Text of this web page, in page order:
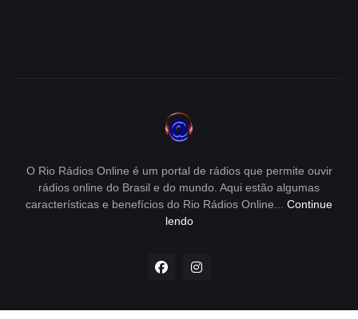
O Rio Rádios Online é um portal de rádios que permite ouvir
rádios online do Brasil e do mundo. Aqui estão algumas
características e benefícios do Rio Rádios Online...
Continue
lendo